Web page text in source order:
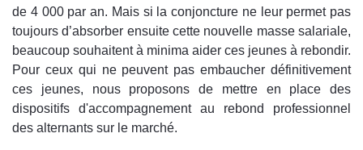
de 4 000 par an. Mais si la conjoncture ne leur permet pas
toujours d’absorber ensuite cette nouvelle masse salariale,
beaucoup souhaitent à minima aider ces jeunes à rebondir.
Pour ceux qui ne peuvent pas embaucher définitivement
ces jeunes, nous proposons de mettre en place des
dispositifs d'accompagnement au rebond professionnel
des alternants sur le marché.